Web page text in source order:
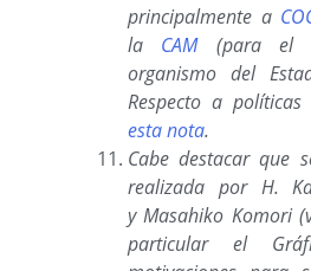
principalmente a
la CAM(para el
organismo del
Respecto a
esta nota.
Cabe destacar que
realizada por H.
y Masahiko Komori
particular el